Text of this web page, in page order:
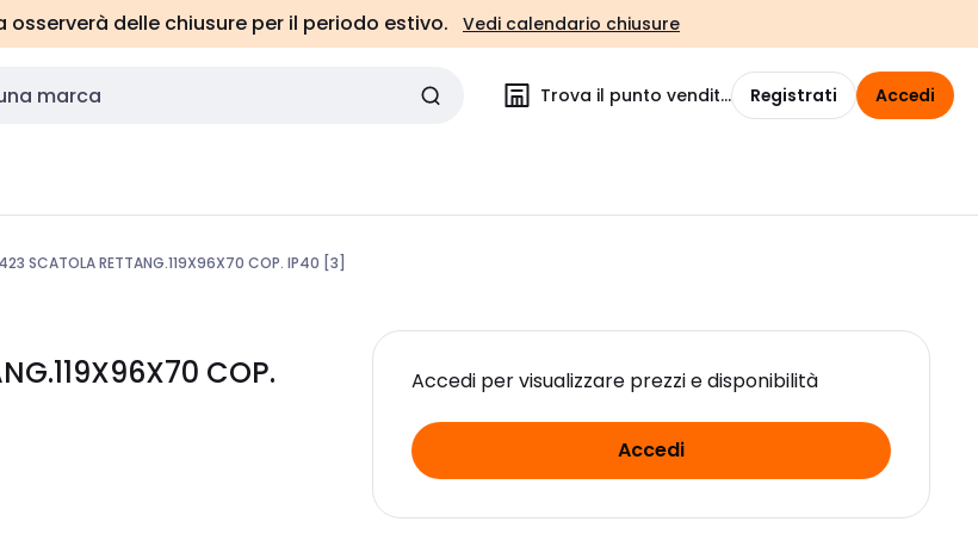
delle chiusure per il periodo estivo. Vedi calendario chiusure
Trova il punto vendita Registrati Accedi
SCATOLA RETTANG.119X96X70 COP. IP40 [3]
COP.
Accedi per visualizzare prezzi e disponibilità
Accedi